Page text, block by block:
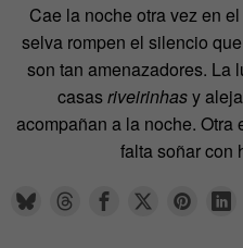
Cae la noche otra vez en
selva rompen el silencio
son tan amenazadores. La
casasriveirinhasy
acompañan a la noche.
falta soñar con